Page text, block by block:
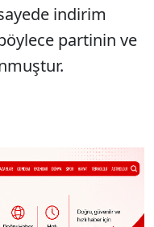
indirim
partinin ve